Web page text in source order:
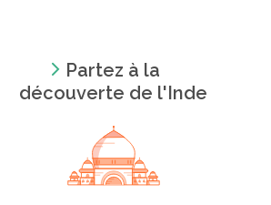
Partez à la
découverte de l'Inde